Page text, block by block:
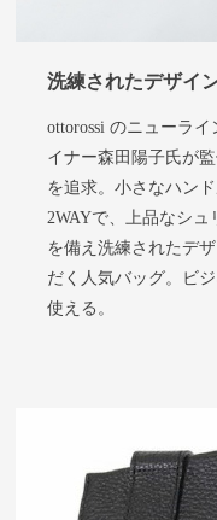
洗練されたデザイ
ottorossi のニューラ
イナー森田陽子氏が
を追求。小さなハン
2WAYで、上品なシ
を備え洗練されたデ
だく人気バッグ。ビ
使える。